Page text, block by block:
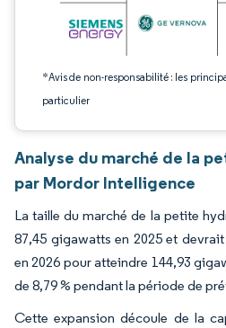
*Avis de non-responsabilité : les
particulier
Analyse du marché de la
par Mordor Intelligence
La taille du marché de la petite
87,45 gigawatts en 2025 et
en 2026 pour atteindre 144,93
de 8,79 % pendant la période de
Cette expansion découle de la